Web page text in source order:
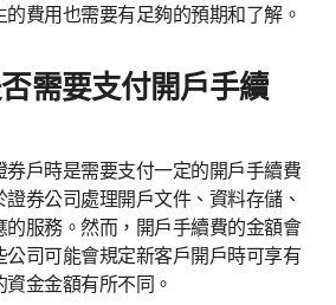
費用也需要有足夠的預期和了解。
需要支付開戶手續
戶時是需要支付一定的開戶手續費
券公司處理開戶文件、資料存儲、
服務。然而，開戶手續費的金額會
公司可能會規定新客戶開戶時可享有
金金額有所不同。